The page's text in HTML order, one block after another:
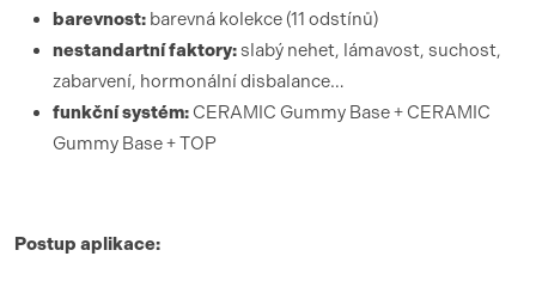
barevnost: barevná kolekce (11 odstínů)
nestandartní faktory:slabý nehet, lámavost, suchost,
zabarvení, hormonální disbalance…
funkční systém:CERAMIC Gummy Base + CERAMIC
Gummy Base+ TOP
Postup aplikace: